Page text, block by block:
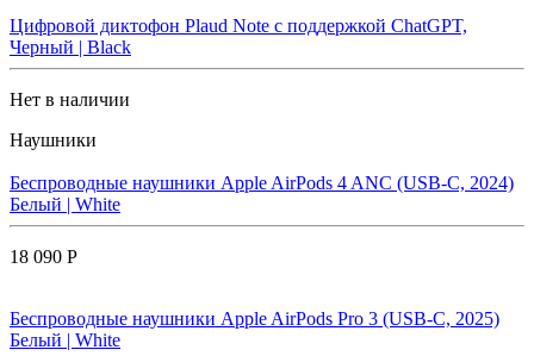
Цифровой диктофон Plaud Note с поддержкой ChatGPT,
Черный | Black
Нет в наличии
Наушники
Беспроводные наушники Apple AirPods 4 ANC (USB-C, 2024)
Белый | White
18 090 Р
Беспроводные наушники Apple AirPods Pro 3 (USB-C, 2025)
Белый | White